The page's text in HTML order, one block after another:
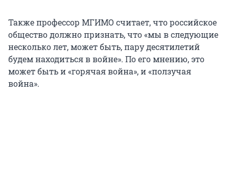
Также профессор МГИМО считает, что российское
общество должно признать, что «мы в следующие
несколько лет, может быть, пару десятилетий
будем находиться в войне». По его мнению, это
может быть и «горячая война», и «ползучая
война».